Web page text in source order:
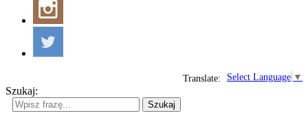
Select Language ▼
Translate:
Szukaj:
Szukaj